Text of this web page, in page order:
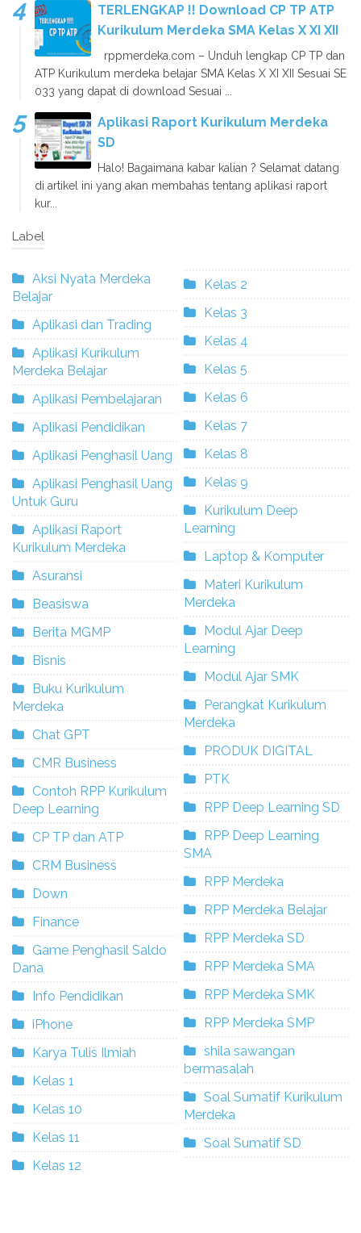
TERLENGKAP !! Download CP TP ATP
Kurikulum Merdeka SMA Kelas X XI XII
rppmerdeka.com – Unduh lengkap CP TP dan
ATP Kurikulum merdeka belajar SMA Kelas X XI XII Sesuai SE
033 yang dapat di download Sesuai ...
Aplikasi Raport Kurikulum Merdeka
SD
Halo! Bagaimana kabar kalian ? Selamat datang
di artikel ini yang akan membahas tentang aplikasi raport
kur...
Label
Aksi Nyata Merdeka
Belajar
Aplikasi dan Trading
Aplikasi Kurikulum
Merdeka Belajar
Aplikasi Pembelajaran
Aplikasi Pendidikan
Aplikasi Penghasil Uang
Aplikasi Penghasil Uang
Untuk Guru
Aplikasi Raport
Kurikulum Merdeka
Asuransi
Beasiswa
Berita MGMP
Bisnis
Buku Kurikulum
Merdeka
Chat GPT
CMR Business
Contoh RPP Kurikulum
Deep Learning
CP TP dan ATP
CRM Business
Down
Finance
Game Penghasil Saldo
Dana
Info Pendidikan
iPhone
Karya Tulis Ilmiah
Kelas 1
Kelas 10
Kelas 11
Kelas 12
Kelas 2
Kelas 3
Kelas 4
Kelas 5
Kelas 6
Kelas 7
Kelas 8
Kelas 9
Kurikulum Deep
Learning
Laptop & Komputer
Materi Kurikulum
Merdeka
Modul Ajar Deep
Learning
Modul Ajar SMK
Perangkat Kurikulum
Merdeka
PRODUK DIGITAL
PTK
RPP Deep Learning SD
RPP Deep Learning
SMA
RPP Merdeka
RPP Merdeka Belajar
RPP Merdeka SD
RPP Merdeka SMA
RPP Merdeka SMK
RPP Merdeka SMP
shila sawangan
bermasalah
Soal Sumatif Kurikulum
Merdeka
Soal Sumatif SD